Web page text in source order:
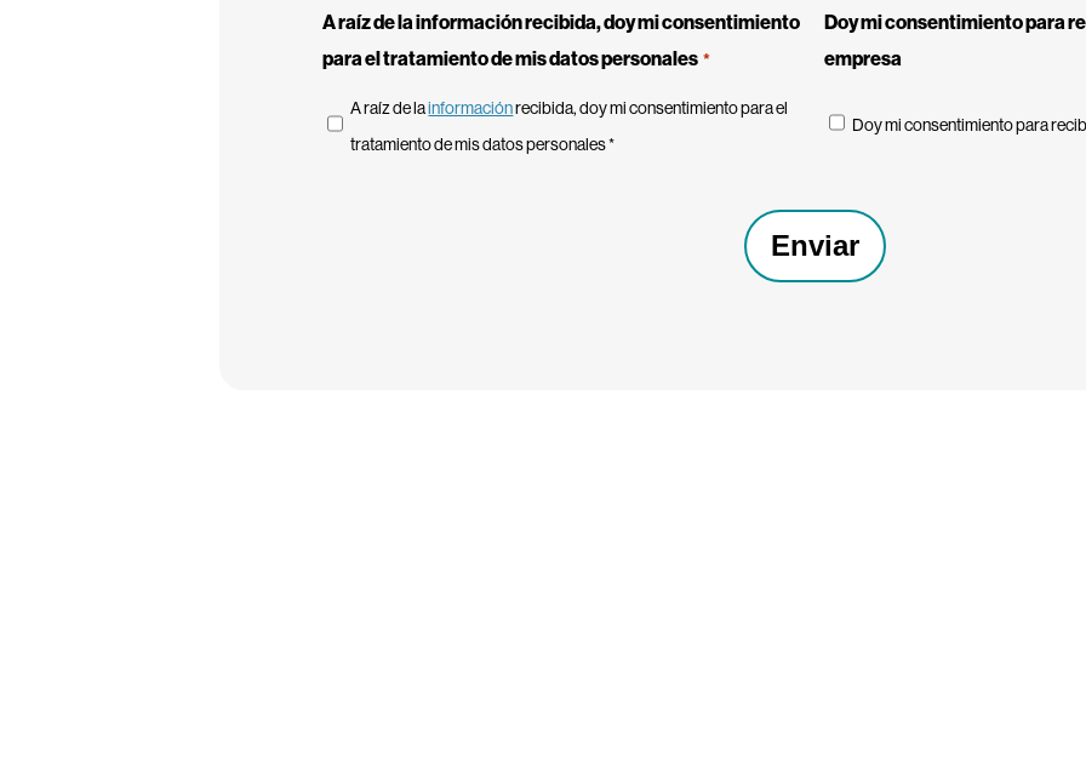
A raíz de la información recibida, doy mi consentimiento
para el tratamiento de mis datos personales *
A raíz de lainformaciónrecibida, doy mi consentimiento para el
tratamiento de mis datos personales *
Doy mi consentimiento para
empresa
Doy mi consentimiento para